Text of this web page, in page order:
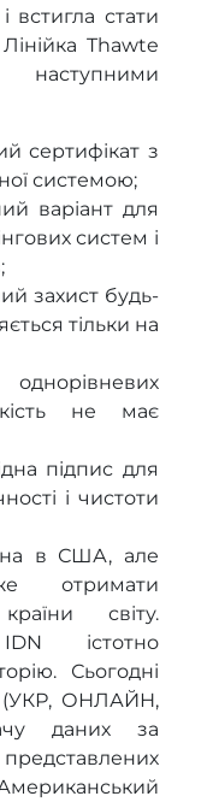
встигла стати
Thawte
сертифікат з
системою;
варіант для
систем і
захист будь-
тільки на
не має
підпис для
і чистоти
в США, але
отримати
світу.
істотно
Сьогодні
(УКР, ОНЛАЙН,
даних за